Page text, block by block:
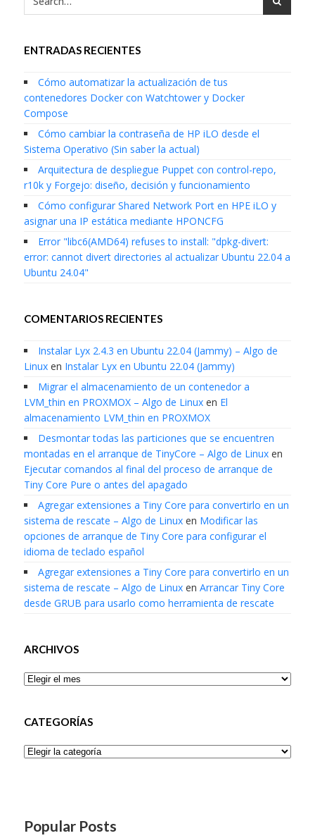
ENTRADAS RECIENTES
Cómo automatizar la actualización de tus
contenedores Docker con Watchtower y Docker
Compose
Cómo cambiar la contraseña de HP iLO desde el
Sistema Operativo (Sin saber la actual)
Arquitectura de despliegue Puppet con control-repo,
r10k y Forgejo: diseño, decisión y funcionamiento
Cómo configurar Shared Network Port en HPE iLO y
asignar una IP estática mediante HPONCFG
Error "libc6(AMD64) refuses to install: "dpkg-divert:
error: cannot divert directories al actualizar Ubuntu 22.04 a
Ubuntu 24.04"
COMENTARIOS RECIENTES
Instalar Lyx 2.4.3 en Ubuntu 22.04 (Jammy) – Algo de
Linuxen Instalar Lyx en Ubuntu 22.04 (Jammy)
Migrar el almacenamiento de un contenedor a
LVM_thin en PROXMOX – Algo de Linuxen El
almacenamiento LVM_thin en PROXMOX
Desmontar todas las particiones que se encuentren
montadas en el arranque de TinyCore – Algo de Linuxen
Ejecutar comandos al final del proceso de arranque de
Tiny Core Pure o antes del apagado
Agregar extensiones a Tiny Core para convertirlo en un
sistema de rescate – Algo de Linuxen Modificar las
opciones de arranque de Tiny Core para configurar el
idioma de teclado español
Agregar extensiones a Tiny Core para convertirlo en un
sistema de rescate – Algo de Linuxen Arrancar Tiny Core
desde GRUB para usarlo como herramienta de rescate
ARCHIVOS
Archivos
CATEGORÍAS
Categorías
Popular Posts